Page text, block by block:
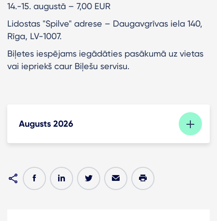
14.-15. augustā – 7,00 EUR
Lidostas "Spilve" adrese – Daugavgrīvas iela 140,
Rīga, LV-1007.
Biļetes iespējams iegādāties pasākumā uz vietas
vai iepriekš caur Biļešu servisu.
Augusts 2026